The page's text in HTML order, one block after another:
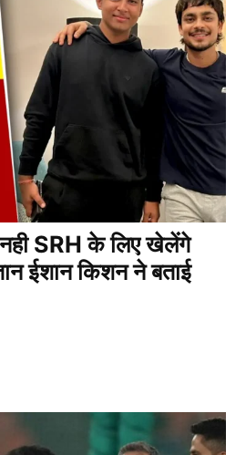
नही SRH के लिए खेलेंगे
ईशान किशन ने बताई